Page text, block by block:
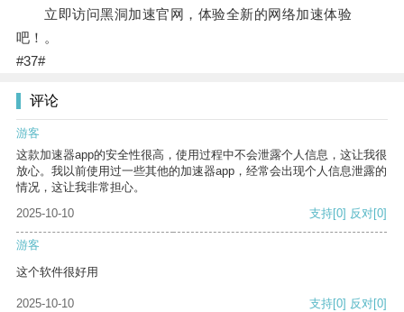
立即访问黑洞加速官网，体验全新的网络加速体验
吧！。
#37#
评论
游客
这款加速器app的安全性很高，使用过程中不会泄露个人信息，这让我很
放心。我以前使用过一些其他的加速器app，经常会出现个人信息泄露的
情况，这让我非常担心。
2025-10-10
支持[0] 反对[0]
游客
这个软件很好用
2025-10-10 支持[0] 反对[0]